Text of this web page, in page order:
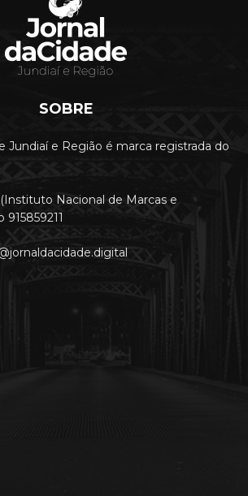
SOBRE
Jundiaí e Região é marca registrada do
Nacional de Marcas e